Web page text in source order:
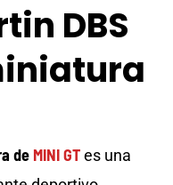
DBS
de MINI GTes una